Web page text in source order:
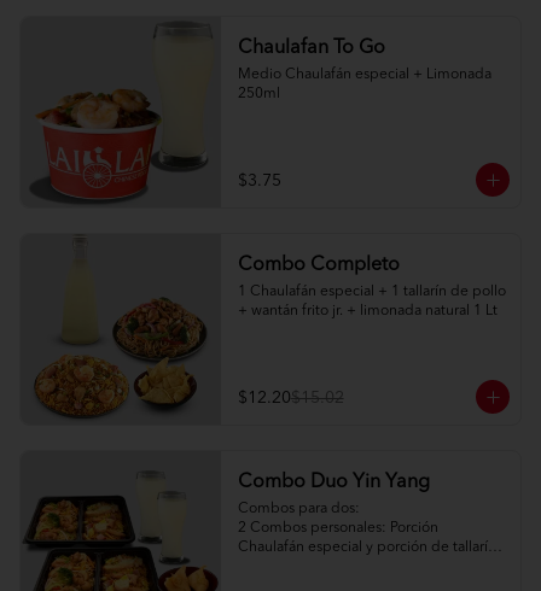
Chaulafan To Go
Medio Chaulafán especial + Limonada
250ml
$3.75
Combo Completo
1 Chaulafán especial + 1 tallarín de pollo
+ wantán frito jr. + limonada natural 1 Lt
$12.20$15.02
Combo Duo Yin Yang
Combos para dos:
2 Combos personales: Porción
Chaulafán especial y porción de tallarín